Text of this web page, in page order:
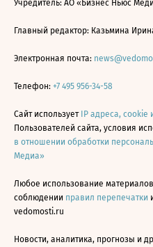
Учредитель: АО «Бизнес Ньюс
Главный редактор: Казьмина
Электронная почта:
Телефон: +7 495 956-34-58
Сайт использует IP адреса,
Пользователей сайта, условия
в отношении обработки
Медиа»
Любое использование
соблюдении правил перепечатки
vedomosti.ru
Новости, аналитика, прогнозы и